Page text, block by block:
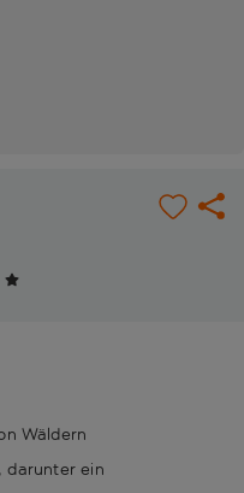
Wäldern
darunter ein